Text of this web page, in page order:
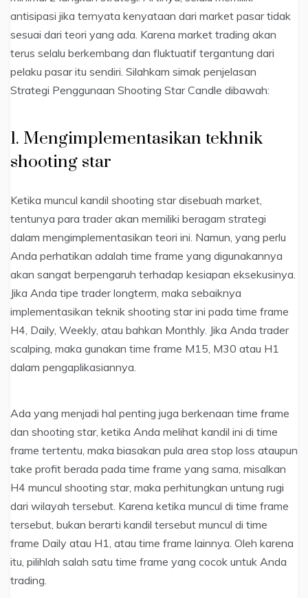
antisipasi jika ternyata kenyataan dari market pasar tidak
sesuai dari teori yang ada. Karena market trading akan
terus selalu berkembang dan fluktuatif tergantung dari
pelaku pasar itu sendiri. Silahkam simak penjelasan
Strategi Penggunaan Shooting Star Candle dibawah:
1. Mengimplementasikan tekhnik
shooting star
Ketika muncul kandil shooting star disebuah market,
tentunya para trader akan memiliki beragam strategi
dalam mengimplementasikan teori ini. Namun, yang perlu
Anda perhatikan adalah time frame yang digunakannya
akan sangat berpengaruh terhadap kesiapan eksekusinya.
Jika Anda tipe trader longterm, maka sebaiknya
implementasikan teknik shooting star ini pada time frame
H4, Daily, Weekly, atau bahkan Monthly. Jika Anda trader
scalping, maka gunakan time frame M15, M30 atau H1
dalam pengaplikasiannya.
Ada yang menjadi hal penting juga berkenaan time frame
dan shooting star, ketika Anda melihat kandil ini di time
frame tertentu, maka biasakan pula area stop loss ataupun
take profit berada pada time frame yang sama, misalkan
H4 muncul shooting star, maka perhitungkan untung rugi
dari wilayah tersebut. Karena ketika muncul di time frame
tersebut, bukan berarti kandil tersebut muncul di time
frame Daily atau H1, atau time frame lainnya. Oleh karena
itu, pilihlah salah satu time frame yang cocok untuk Anda
trading.